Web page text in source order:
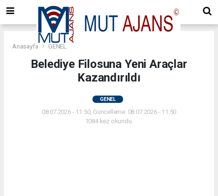
Anasayfa GENEL
Belediye Filosuna Yeni Araçlar
Kazandırıldı
GENEL
08.07.2026 - 11:50, Güncelleme: 08.07.2026 - 11:50
1084 kez okundu.